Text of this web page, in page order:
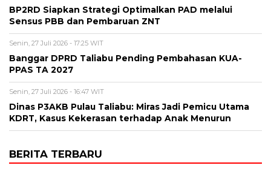
BP2RD Siapkan Strategi Optimalkan PAD melalui
Sensus PBB dan Pembaruan ZNT
Senin, 27 Juli 2026 - 17:25 WIT
Banggar DPRD Taliabu Pending Pembahasan KUA-
PPAS TA 2027
Senin, 27 Juli 2026 - 16:47 WIT
Dinas P3AKB Pulau Taliabu: Miras Jadi Pemicu Utama
KDRT, Kasus Kekerasan terhadap Anak Menurun
BERITA TERBARU